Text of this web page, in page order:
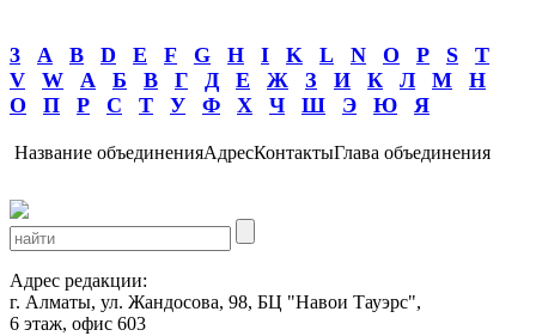
3 A B D E F G H I K L N O P S
T
V
W А Б В Г Д Е Ж З И К Л М
Н
О
П Р С Т У Ф Х Ч Ш Э Ю Я
Название объединенияАдресКонтактыГлава объединения
Адрес редакции:
г. Алматы, ул. Жандосова, 98, БЦ "Навои Тауэрс",
6 этаж, офис 603